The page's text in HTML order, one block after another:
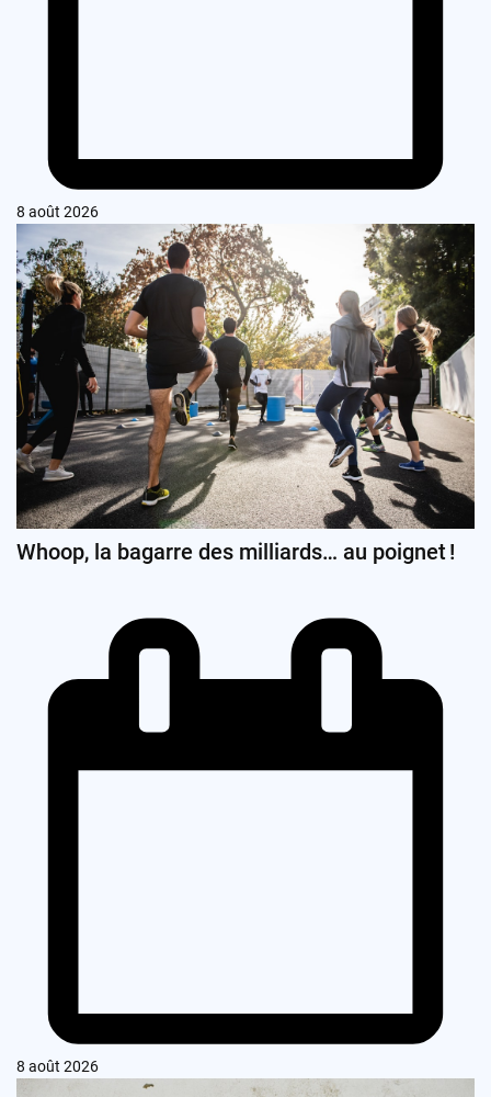
8 août 2026
Whoop, la bagarre des milliards… au poignet !
8 août 2026